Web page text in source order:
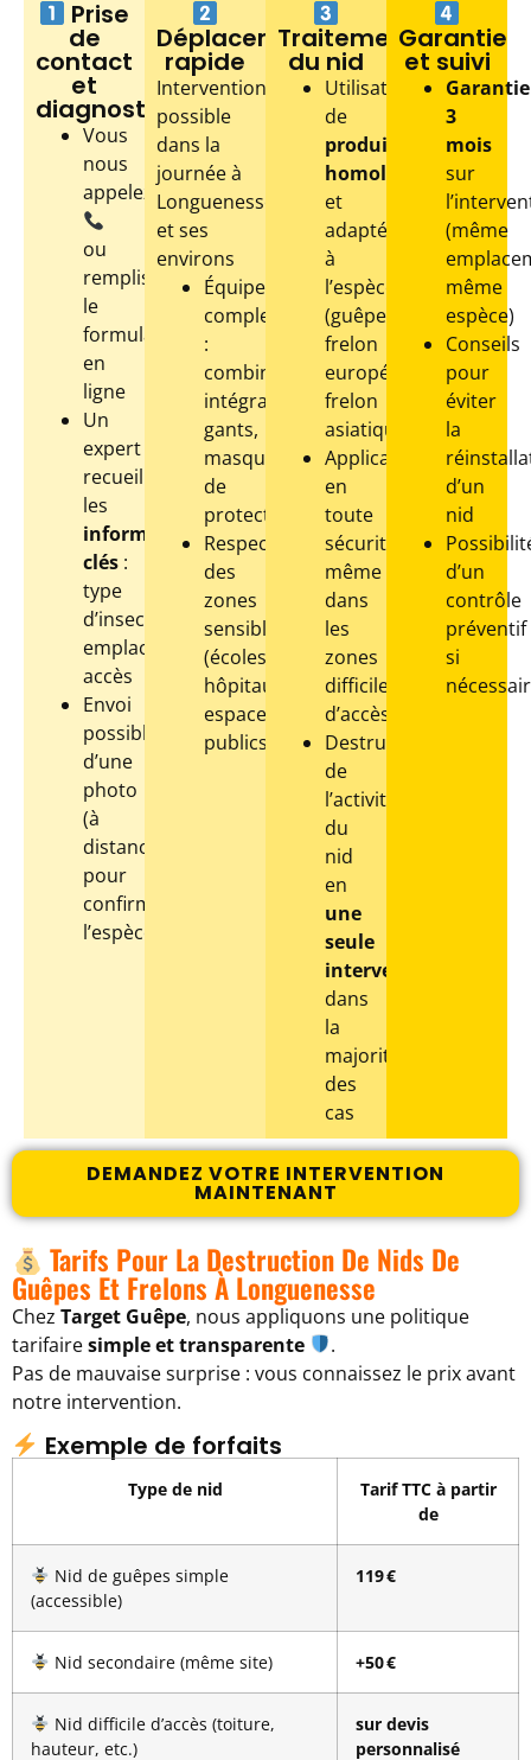
Prise
de
contact
et
diagnostic
Vous
nous
appelez
ou
remplissez
le
formulaire
en
ligne
Un
expert
recueille
les
informations
clés :
type
d’insecte,
emplacement,
accès
Envoi
possible
d’une
photo
(à
distance)
pour
confirmer
l’espèce
Déplacement
rapide
Intervention
possible
dans la
journée à
Longuenesse
et ses
environs
Équipement
complet
:
combinaison
intégrale,
gants,
masque
de
protection
Respect
des
zones
sensibles
(écoles,
hôpitaux,
espaces
publics
Traitement
du nid
Utilisation
de
produits
homologués
et
adaptés
à
l’espèce
(guêpe,
frelon
européen,
frelon
asiatique)
Application
en
toute
sécurité,
même
dans
les
zones
difficiles
d’accès
Destruction
de
l’activité
du
nid
en
une
seule
intervention
dans
la
majorité
des
cas
Garantie
et suivi
Garantie
3
mois
sur
(même
même
espèce)
Conseils
pour
éviter
la
d’un
nid
d’un
contrôle
préventif
si
DEMANDEZ VOTRE INTERVENTION
MAINTENANT
Tarifs Pour La Destruction De Nids De
Guêpes Et Frelons À Longuenesse
Chez Target Guêpe, nous appliquons une politique
tarifairesimple et transparente
.
Pas de mauvaise surprise : vous connaissez le prix avant
notre intervention.
Exemple de forfaits
Type de nid
Tarif TTC à partir
de
Nid de guêpes simple
(accessible)
119 €
Nid secondaire (même site) +50 €
Nid difficile d’accès (toiture,
hauteur, etc.)
sur devis
personnalisé